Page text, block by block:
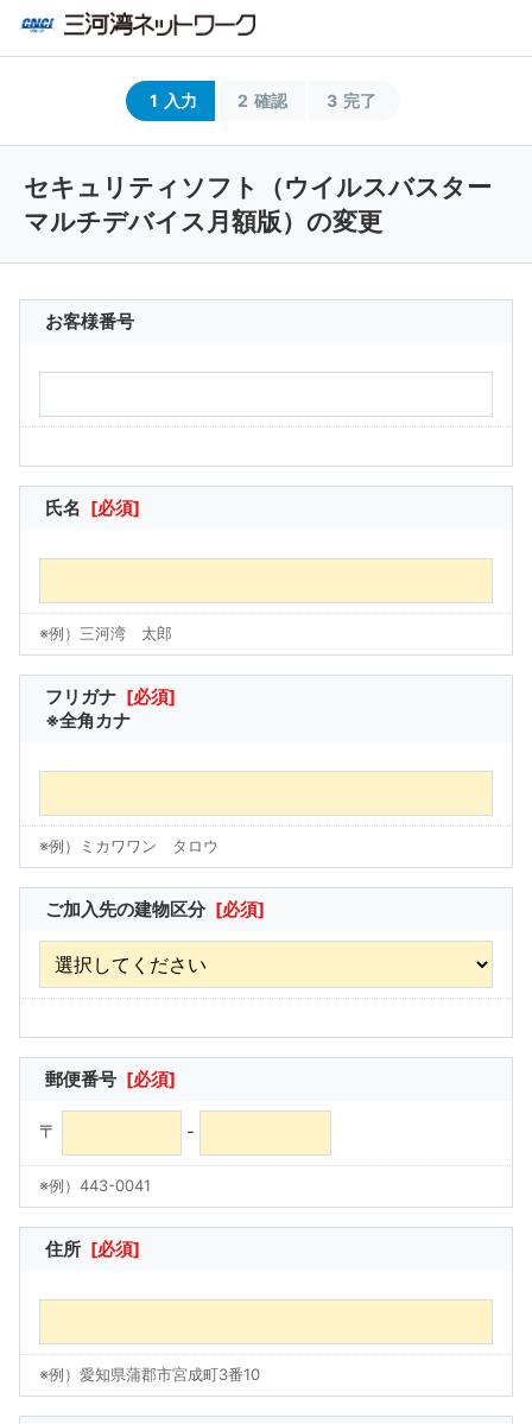
1 入力 2 確認 3 完了
セキュリティソフト（ウイルスバスター
マルチデバイス月額版）の変更
お客様番号
氏名 [必須]
※例）三河湾 太郎
フリガナ [必須]
※全角カナ
※例）ミカワワン タロウ
ご加入先の建物区分 [必須]
郵便番号 [必須]
〒 -
※例）443-0041
住所 [必須]
※例）愛知県蒲郡市宮成町3番10